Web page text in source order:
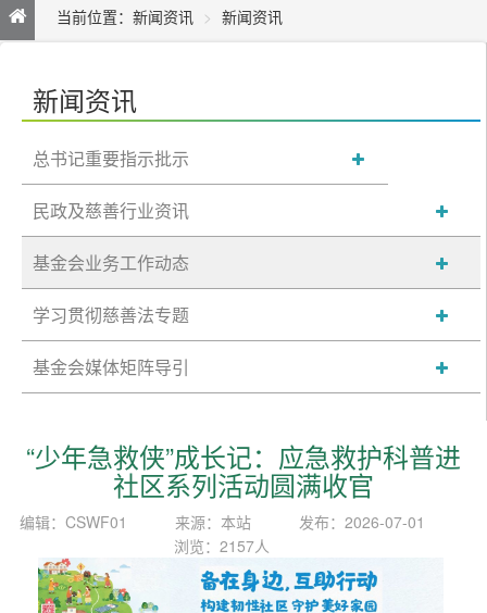
当前位置： 新闻资讯 新闻资讯
新闻资讯
总书记重要指示批示
民政及慈善行业资讯
基金会业务工作动态
学习贯彻慈善法专题
基金会媒体矩阵导引
“少年急救侠”成长记：应急救护科普进
社区系列活动圆满收官
编辑：CSWF01 来源：本站
发布：2026-07-01
浏览：2157人